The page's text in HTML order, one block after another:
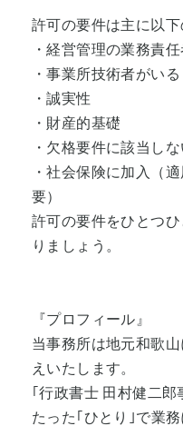
許可の要件は主に以下
・経営管理の業務責
・事業所技術者がい
・誠実性
・財産的基礎
・欠格要件に該当しな
・社会保険に加入（
要）
許可の要件をひとつ
りましょう。
『プロフィール』
当事務所は地元和歌
えいたします。
｢行政書士 田村健二
たった｢ひとり｣で業務